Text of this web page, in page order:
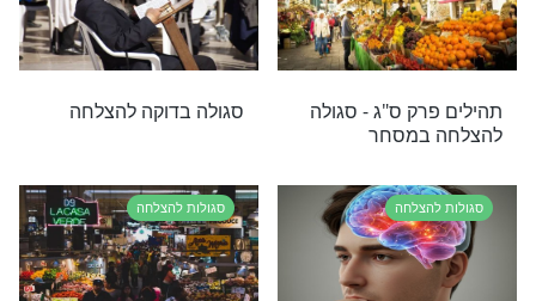
תפילת
דוד המלך
המערה
סגולה להצלחה במוצאי
שבת. והפעם: יראת שמים
סגולות להצלחה